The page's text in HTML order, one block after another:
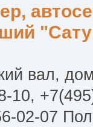
вал,
10,
02-07